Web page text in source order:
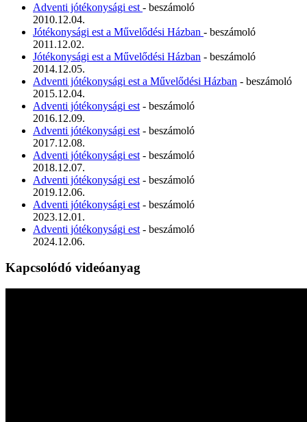
Adventi jótékonysági est - beszámoló
2010.12.04.
Jótékonysági est a Művelődési Házban - beszámoló
2011.12.02.
Jótékonysági est a Művelődési Házban - beszámoló
2014.12.05.
Adventi jótékonysági est a Művelődési Házban - beszámoló
2015.12.04.
Adventi jótékonysági est - beszámoló
2016.12.09.
Adventi jótékonysági est - beszámoló
2017.12.08.
Adventi jótékonysági est - beszámoló
2018.12.07.
Adventi jótékonysági est - beszámoló
2019.12.06.
Adventi jótékonysági est - beszámoló
2023.12.01.
Adventi jótékonysági est - beszámoló
2024.12.06.
Kapcsolódó videóanyag